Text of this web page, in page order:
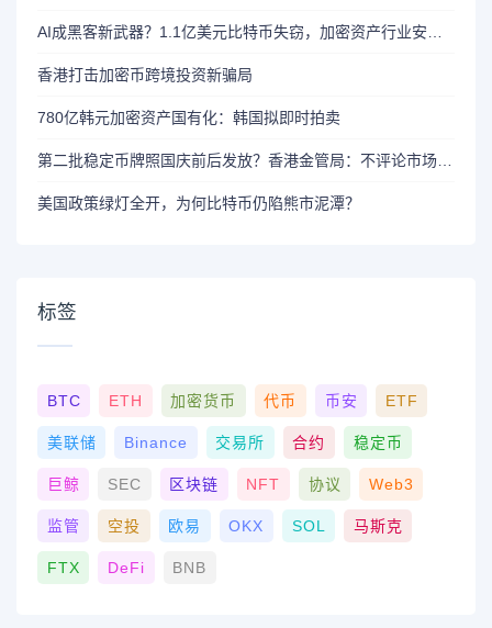
香港打击加密币跨境投资新骗局
780亿韩元加密资产国有化：韩国拟即时拍卖
美国政策绿灯全开，为何比特币仍陷熊市泥潭？
标签
BTC ETH 加密货币 代币 币安 ETF
美联储 Binance 交易所 合约 稳定币
巨鲸 SEC 区块链 NFT 协议 Web3
监管 空投 欧易 OKX SOL 马斯克
FTX DeFi BNB